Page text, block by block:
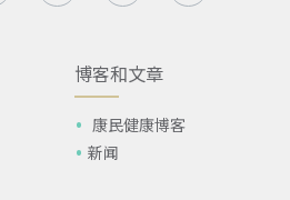
博客和文章
康民健康博客
新闻